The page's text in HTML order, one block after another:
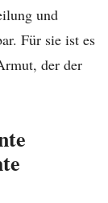
und
Für sie ist es
der der